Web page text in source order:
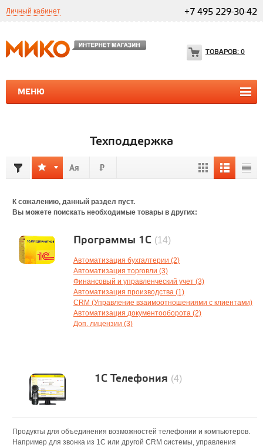
Личный кабинет +7 495 229-30-42
МЕНЮ
ТОВАРОВ: 0
ПРОГРАММЫ 1С 1С
Техподдержка
К сожалению, данный раздел пуст.
Вы можете поискать необходимые товары в других:
Программы 1С (14)
Автоматизация бухгалтерии (2)
Автоматизация торговли (3)
Финансовый и управленческий учет (3)
Автоматизация производства (1)
CRM (Управление взаимоотношениями с клиентами)
Автоматизация документооборота (2)
Доп. лицензии (3)
1С Телефония (4)
Продукты для объединения возможностей телефонии и компьютеров.
Например для звонка из 1С или другой CRM системы, управления